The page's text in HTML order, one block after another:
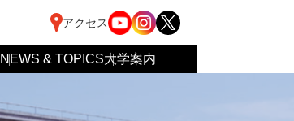
アクセス
NEWS & TOPICS大学案内